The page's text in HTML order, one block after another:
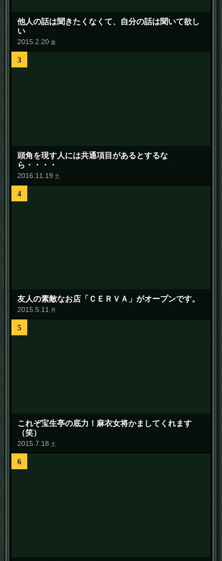
他人の話は聞きたくなくて、自分の話は聞いて欲し
い
2015.2.20 金
3
頭角を現す人には共通項目があるとするな
ら・・・・
2016.11.19 土
4
友人の素敵なお店「ＣＥＲＶＡ」がオープンです。
2015.5.11 月
5
これぞ宝生亭の底力！麻衣女将かましてくれます
（笑）
2015.7.18 土
6